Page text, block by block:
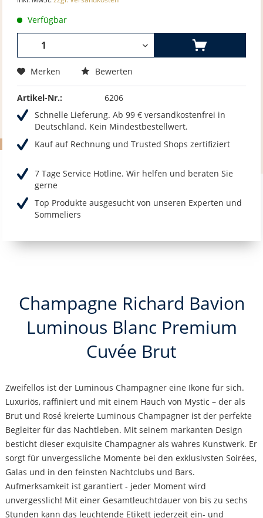
Verfügbar
Merken Bewerten
Artikel-Nr.:
6206
Schnelle Lieferung. Ab 99 € versandkostenfrei in
Deutschland. Kein Mindestbestellwert.
Kauf auf Rechnung und Trusted Shops zertifiziert
7 Tage Service Hotline. Wir helfen und beraten Sie
gerne
Top Produkte ausgesucht von unseren Experten und
Sommeliers
Champagne Richard Bavion
Luminous Blanc Premium
Cuvée Brut
Zweifellos ist der Luminous Champagner eine Ikone für sich.
Luxuriös, raffiniert und mit einem Hauch von Mystic – der als
Brut und Rosé kreierte Luminous Champagner ist der perfekte
Begleiter für das Nachtleben. Mit seinem markanten Design
besticht dieser exquisite Champagner als wahres Kunstwerk. Er
sorgt für unvergessliche Momente bei den exklusivsten Soirées,
Galas und in den feinsten Nachtclubs und Bars.
Aufmerksamkeit ist garantiert - jeder Moment wird
unvergesslich! Mit einer Gesamtleuchtdauer von bis zu sechs
Stunden kann das leuchtende Etikett jederzeit ein- und